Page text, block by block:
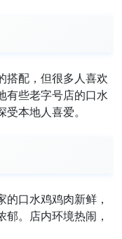
搭配，但很多人喜欢
有些老字号店的口水
本地人喜爱。
口水鸡鸡肉新鲜，
。店内环境热闹，